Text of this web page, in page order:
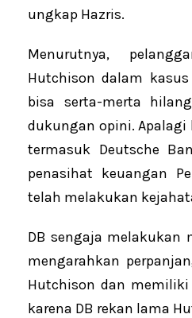
ungkap Hazris.
Menurutnya,
Hutchison dalam
bisa serta-merta
dukungan opini.
termasuk Deutsche
penasihat keuangan
telah melakukan
DB sengaja melakukan
mengarahkan
Hutchison dan
karena DB rekan lama